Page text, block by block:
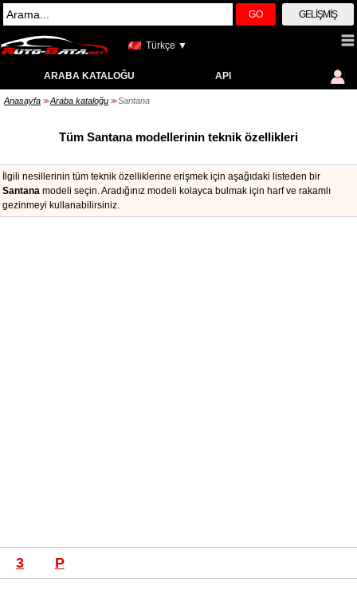
GO GELIŞMIŞ
Türkçe ▼
ARABA KATALOĞU API
Anasayfa >> Araba kataloğu >> Santana
Tüm Santana modellerinin teknik özellikleri
İlgili nesillerinin tüm teknik özelliklerine erişmek için aşağıdaki listeden bir
Santana modeli seçin. Aradığınız modeli kolayca bulmak için harf ve rakamlı
gezinmeyi kullanabilirsiniz.
3 P